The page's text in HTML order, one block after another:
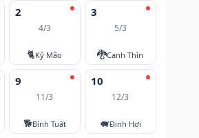
2
4/3
🐈Kỷ Mão
3
5/3
🐉Canh Thìn
9
11/3
🐕Bính Tuất
10
12/3
🐖Đinh Hợi